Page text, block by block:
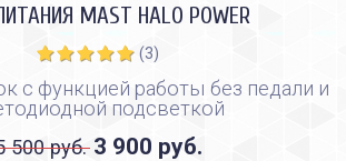
MAST HALO POWER
(3)
с функцией работы без педали и
подсветкой
500 руб. 3 900 руб.